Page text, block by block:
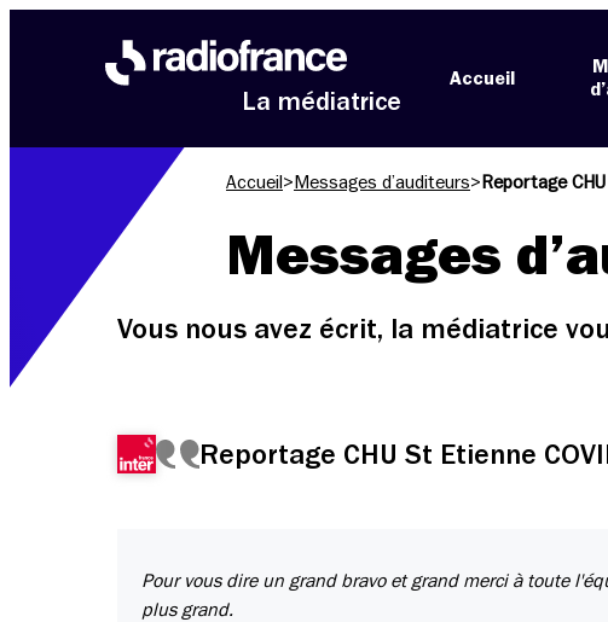
La médiatrice
Accueil
Accueil > Messages d’auditeurs> Reportage
Messages
Vous nous avez écrit, la médiatrice
Reportage CHU St Etienne
Pour vous dire un grand bravo et grand merci à toute
plus grand.